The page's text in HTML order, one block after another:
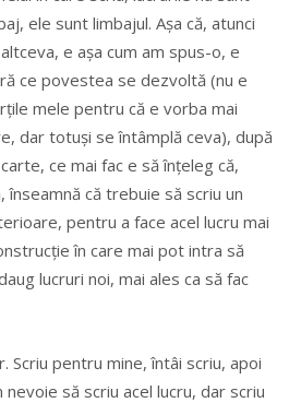
ele sunt limbajul. Așa că, atunci
e așa cum am spus-o, e
ce povestea se dezvoltă (nu e
mele pentru că e vorba mai
dar totuși se întâmplă ceva), după
ce mai fac e să înțeleg că,
înseamnă că trebuie să scriu un
pentru a face acel lucru mai
în care mai pot intra să
lucruri noi, mai ales ca să fac
Scriu pentru mine, întâi scriu, apoi
să scriu acel lucru, dar scriu